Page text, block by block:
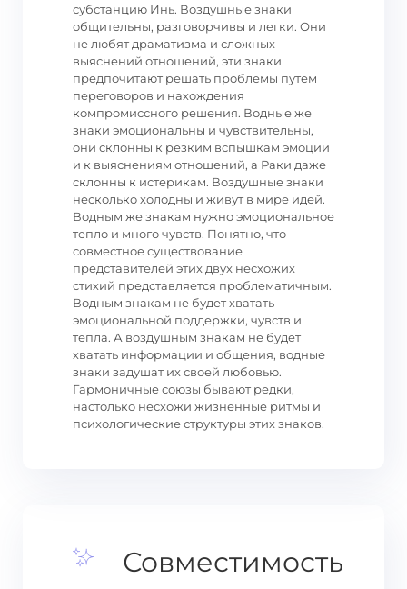
субстанцию Инь. Воздушные знаки
общительны, разговорчивы и легки. Они
не любят драматизма и сложных
выяснений отношений, эти знаки
предпочитают решать проблемы путем
переговоров и нахождения
компромиссного решения. Водные же
знаки эмоциональны и чувствительны,
они склонны к резким вспышкам эмоции
и к выяснениям отношений, а Раки даже
склонны к истерикам. Воздушные знаки
несколько холодны и живут в мире идей.
Водным же знакам нужно эмоциональное
тепло и много чувств. Понятно, что
совместное существование
представителей этих двух несхожих
стихий представляется проблематичным.
Водным знакам не будет хватать
эмоциональной поддержки, чувств и
тепла. А воздушным знакам не будет
хватать информации и общения, водные
знаки задушат их своей любовью.
Гармоничные союзы бывают редки,
настолько несхожи жизненные ритмы и
психологические структуры этих знаков.
Совместимость